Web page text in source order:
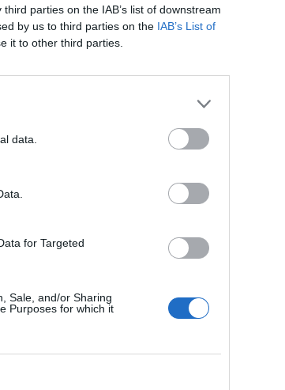
parties on the IAB’s list of downstream
by us to third parties on the IAB’s List of
it to other third parties.
data.
for Targeted
Sale, and/or Sharing
Purposes for which it